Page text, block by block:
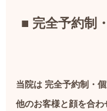
■ 完全予約制
当院は 完全予約制・
他のお客様と顔を合わ